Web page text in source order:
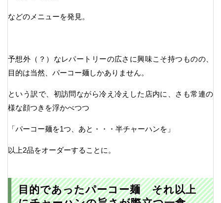
などのメニューを発見。
予想外（？）なレパートリーの広さに興味こそ持つものの、
目的は当然、パーコー麺しかありません。
という訳で、初訪問ながら冷え冷えした店内に、さも常連の
様な顔つきを浮かべつつ
「パーコー麺を1つ、あと・・・半チャーハンを」
以上2品をオーダーすることに。
目的であったパーコー麺 それ以上